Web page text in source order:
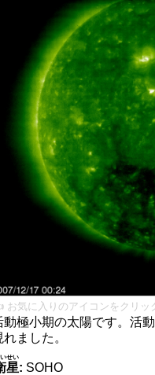
お気に入りのアイコンをクリッ
動極小期の太陽です。活
れました。
星
せい
: SOHO